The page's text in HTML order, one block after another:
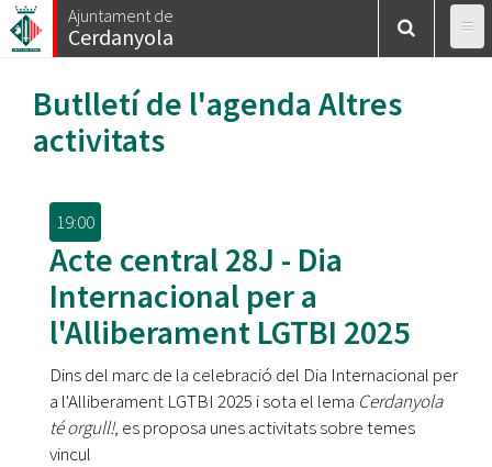
Vés
al
Ajuntament de
Cerdanyola
Butlletí de l'agenda Altres
activitats
19:00
Acte central 28J - Dia
Internacional per a
l'Alliberament LGTBI 2025
Dins del marc de la celebració del Dia Internacional per
a l'Alliberament LGTBI 2025 i sota el lema Cerdanyola
té orgull!, es proposa unes activitats sobre temes
vincul